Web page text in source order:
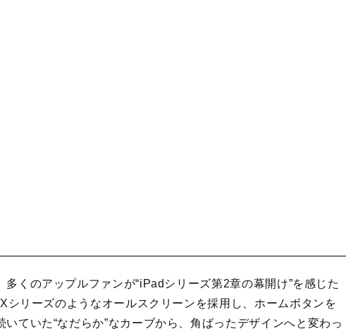
くのアップルファンが“iPadシリーズ第2章の幕開け”を感じた
シリーズのようなオールスクリーンを採用し、ホームボタンを
ていた“なだらか”なカーブから、角ばったデザインへと変わっ